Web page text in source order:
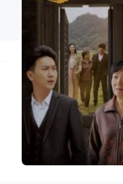
暂无观看影片的记录